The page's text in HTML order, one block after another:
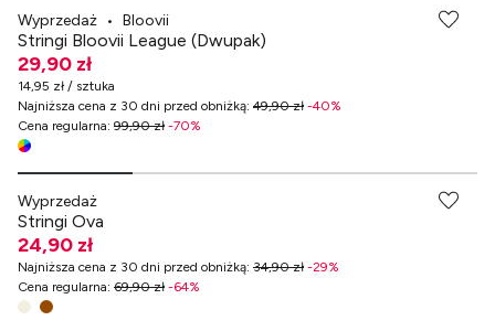
Wyprzedaż • Bloovii
Stringi Bloovii League (Dwupak)
29,90 zł
14,95 zł / sztuka
Najniższa cena z 30 dni przed obniżką: 49,90 zł -40%
Cena regularna: 99,90 zł -70%
Wyprzedaż
Stringi Ova
24,90 zł
Najniższa cena z 30 dni przed obniżką: 34,90 zł -29%
Cena regularna: 69,90 zł -64%
-70% przy zakupach za min. 349 zł